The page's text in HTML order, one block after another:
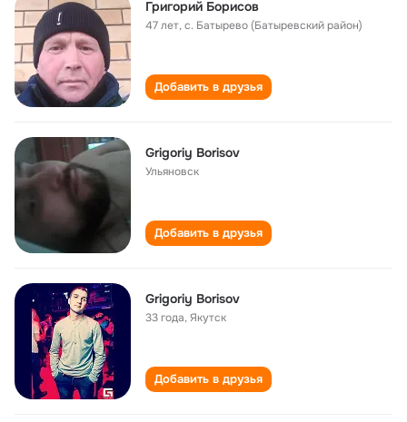
Григорий Борисов
47 лет,с. Батырево (Батыревский район)
Добавить в друзья
Grigoriy Borisov
Ульяновск
Добавить в друзья
Grigoriy Borisov
33 года,Якутск
Добавить в друзья